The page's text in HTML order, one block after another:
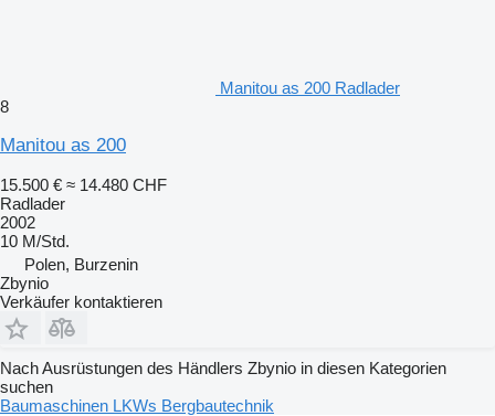
Manitou as 200 Radlader
8
Manitou as 200
15.500 € ≈ 14.480 CHF
Radlader
2002
10 M/Std.
Polen, Burzenin
Zbynio
Verkäufer kontaktieren
Nach Ausrüstungen des Händlers Zbynio in diesen Kategorien
suchen
Baumaschinen LKWs Bergbautechnik